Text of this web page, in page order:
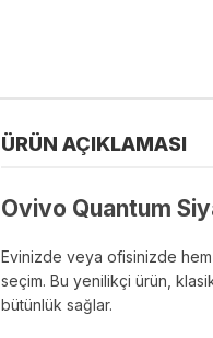
ÜRÜN AÇIKLAMASI
Ovivo Quantum
Evinizde veya ofisinizde hem
seçim. Bu yenilikçi ürün,
bütünlük sağlar.